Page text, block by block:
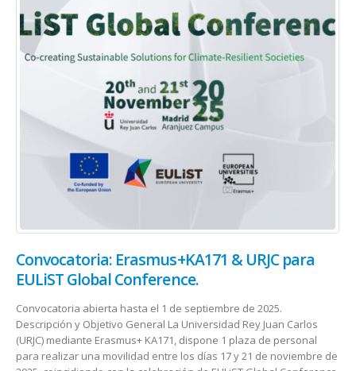
Convocatoria: Erasmus+KA171 & URJC para
EULiST Global Conference.
Convocatoria abierta hasta el 1 de septiembre de 2025.
Descripción y Objetivo General La Universidad Rey Juan Carlos
(URJC) mediante Erasmus+ KA171, dispone 1 plaza de personal
para realizar una movilidad entre los días 17 y 21 de noviembre de